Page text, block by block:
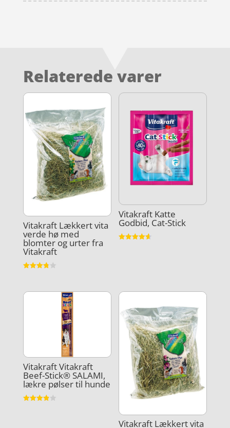
Relaterede varer
Vitakraft Lækkert vita
verde hø med
blomter og urter fra
Vitakraft
Vitakraft Katte
Godbid, Cat-Stick
Vitakraft Vitakraft
Beef-Stick® SALAMI,
lækre pølser til hunde
Vitakraft Lækkert vita